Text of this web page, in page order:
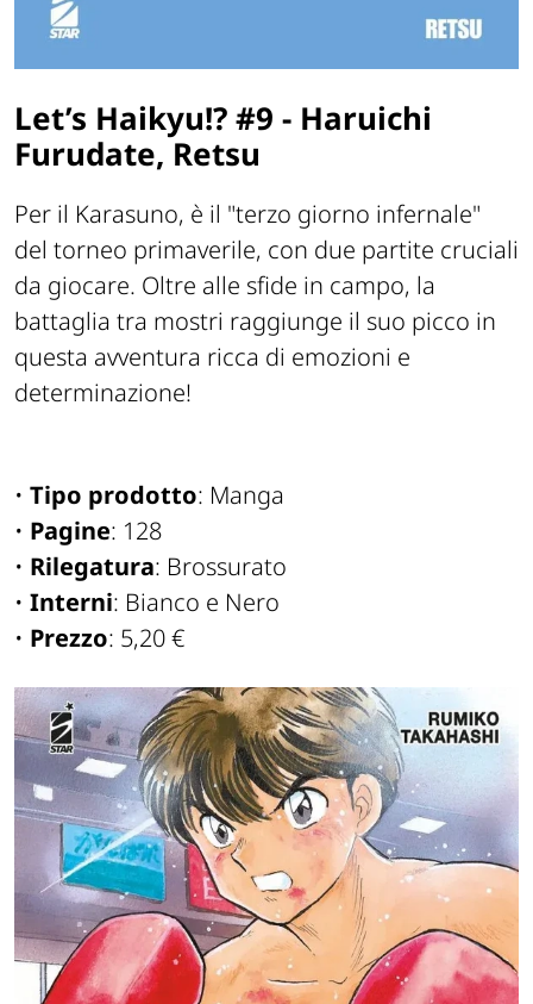
Let’s Haikyu!? #9 - Haruichi
Furudate, Retsu
Per il Karasuno, è il "terzo giorno infernale"
del torneo primaverile, con due partite cruciali
da giocare. Oltre alle sfide in campo, la
battaglia tra mostri raggiunge il suo picco in
questa avventura ricca di emozioni e
determinazione!
• Tipo prodotto: Manga
• Pagine: 128
• Rilegatura: Brossurato
• Interni: Bianco e Nero
• Prezzo: 5,20 €